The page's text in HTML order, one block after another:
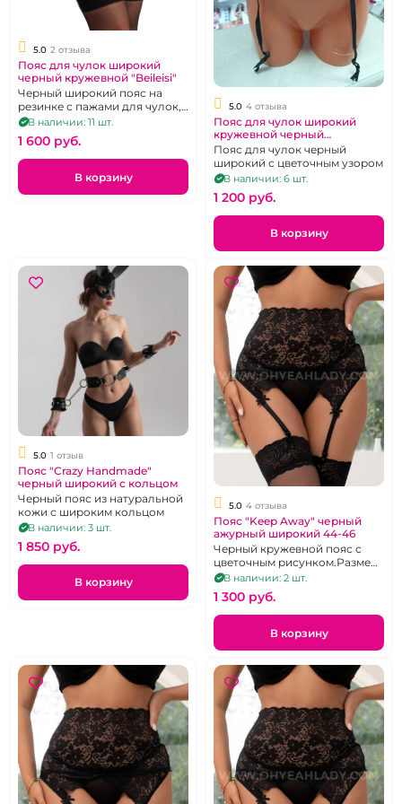
5.0 2 отзыва
Пояс для чулок широкий
черный кружевной "Beileisi"
Черный широкий пояс на
резинке с пажами для чулок,
р. 46-48
В наличии: 11 шт.
1 600 pуб.
В корзину
5.0 4 отзыва
Пояс для чулок широкий
кружевной черный
"СнегМечта"
Пояс для чулок черный
широкий с цветочным узором
В наличии: 6 шт.
1 200 pуб.
В корзину
5.0 1 отзыв
Пояс "Crazy Handmade"
черный широкий с кольцом
Черный пояс из натуральной
кожи с широким кольцом
В наличии: 3 шт.
1 850 pуб.
В корзину
5.0 4 отзыва
Пояс "Keep Away" черный
ажурный широкий 44-46
Черный кружевной пояс с
цветочным рисунком.Размер
44-46
В наличии: 2 шт.
1 300 pуб.
В корзину